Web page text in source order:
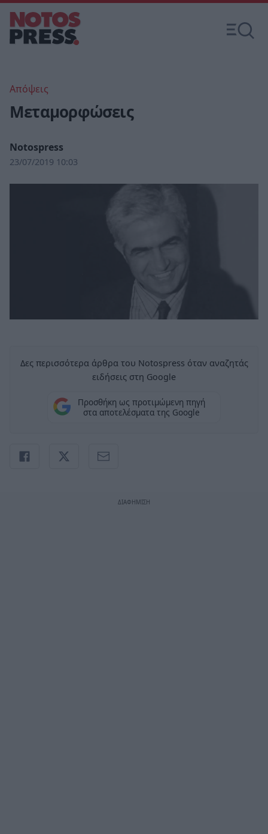
Απόψεις
Μεταμορφώσεις
Notospress
23/07/2019 10:03
Δες περισσότερα άρθρα του Notospress όταν αναζητάς
ειδήσεις στη Google
Προσθήκη ως προτιμώμενη πηγή
στα αποτελέσματα της Google